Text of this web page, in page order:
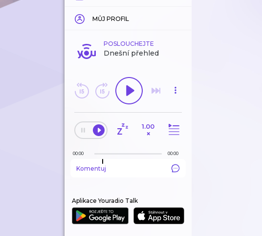
MŮJ PROFIL
POSLOUCHEJTE
Dnešní přehled
1.00
×
00:00 00:00
Komentuj
Aplikace Youradio Talk